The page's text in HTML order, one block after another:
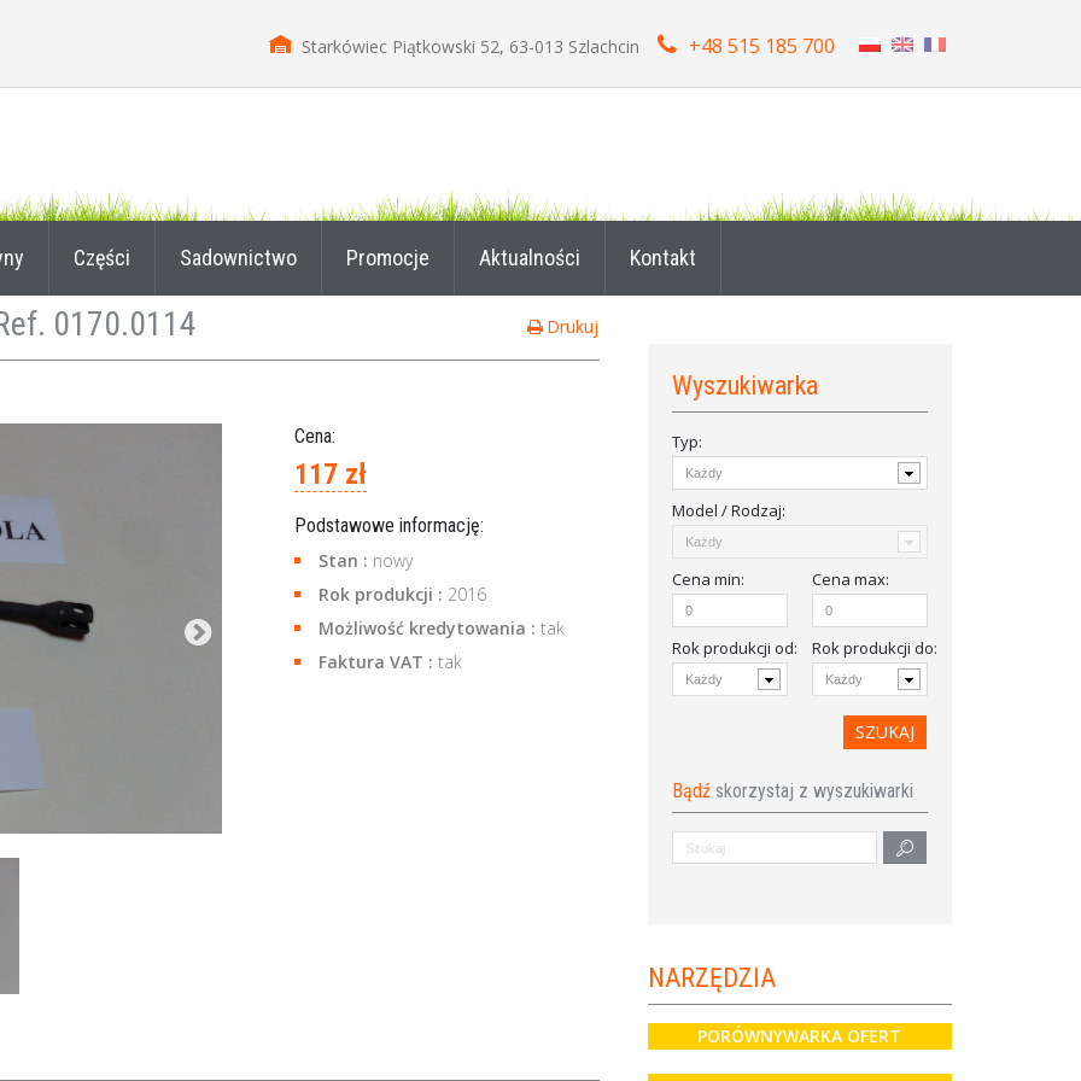
Starkówiec Piątkowski 52, 63-013 Szlachcin +48 515 185 700
Części Sadownictwo Promocje Aktualności Kontakt
0170.0114 Drukuj
Cena:
117 zł
Podstawowe informację:
Stan : nowy
Rok produkcji : 2016
Możliwość kredytowania : tak
Faktura VAT : tak
Wyszukiwarka
Typ:
Model / Rodzaj:
Cena min: Cena max:
Rok produkcji od: Rok produkcji do:
Bądź skorzystaj z wyszukiwarki
NARZĘDZIA
PORÓWNYWARKA OFERT